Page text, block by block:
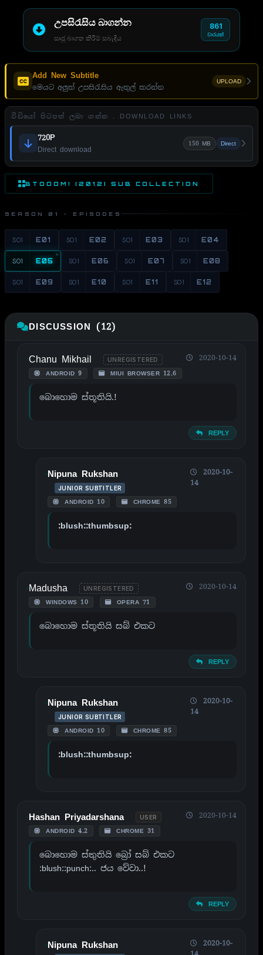
උපසිරැසිය බාගන්න
සෘජු බාගත කිරීම් සබැඳිය
861
වාරයක්
Add New Subtitle
මෙයට අලුත් උපසිරැසිය ඇතුල් කරන්න
UPLOAD
වීඩියෝ පිටපත් ලබා ගන්න . DOWNLOAD LINKS
720P
Direct download
150 MB Direct
BTOOOM! (2012) SUB COLLECTION
SEASON 01 · EPISODES
S01 E01 S01 E02 S01 E03 S01 E04
S01 E05 S01 E06 S01 E07 S01 E08
S01 E09 S01 E10 S01 E11 S01 E12
DISCUSSION (12)
Chanu Mikhail UNREGISTERED
ANDROID 9 MIUI BROWSER 12.6
2020-10-14
බොහොම ස්තූතියි.!
REPLY
Nipuna Rukshan
JUNIOR SUBTITLER
ANDROID 10 CHROME 85
2020-10-
14
:blush::thumbsup:
Madusha UNREGISTERED
WINDOWS 10 OPERA 71
2020-10-14
බොහොම ස්තූතියි සබ් එකට
REPLY
Nipuna Rukshan
JUNIOR SUBTITLER
ANDROID 10 CHROME 85
2020-10-
14
:blush::thumbsup:
Hashan Priyadarshana USER
ANDROID 4.2 CHROME 31
2020-10-14
බොහොම ස්තුතියි බ්‍රෝ සබ් එකට
:blush::punch:.. ජය වේවා..!
REPLY
Nipuna Rukshan
2020-10-